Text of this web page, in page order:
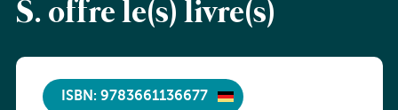
S. offre le(s) livre(s)
ISBN: 9783661136677